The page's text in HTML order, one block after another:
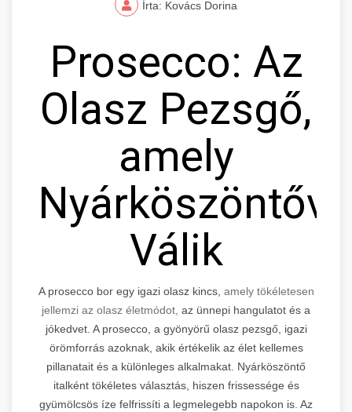
Írta: Kovács Dorina
Prosecco: Az
Olasz Pezsgő,
amely
Nyárköszöntővé
Válik
A prosecco bor egy igazi olasz kincs, amely tökéletesen
jellemzi az olasz életmódot, az ünnepi hangulatot és a
jókedvet. A prosecco, a gyönyörű olasz pezsgő, igazi
örömforrás azoknak, akik értékelik az élet kellemes
pillanatait és a különleges alkalmakat. Nyárköszöntő
italként tökéletes választás, hiszen frissessége és
gyümölcsös íze felfrissíti a legmelegebb napokon is. Az